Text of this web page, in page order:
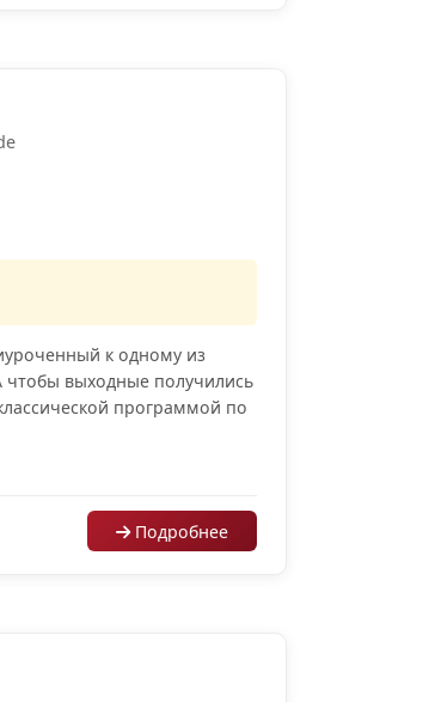
к одному из
чтобы выходные получились
программой по
Подробнее